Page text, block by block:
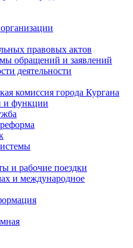
правовых актов
обращений и заявлений
деятельности
комиссия города Кургана
и функции
и рабочие поездки
и международное